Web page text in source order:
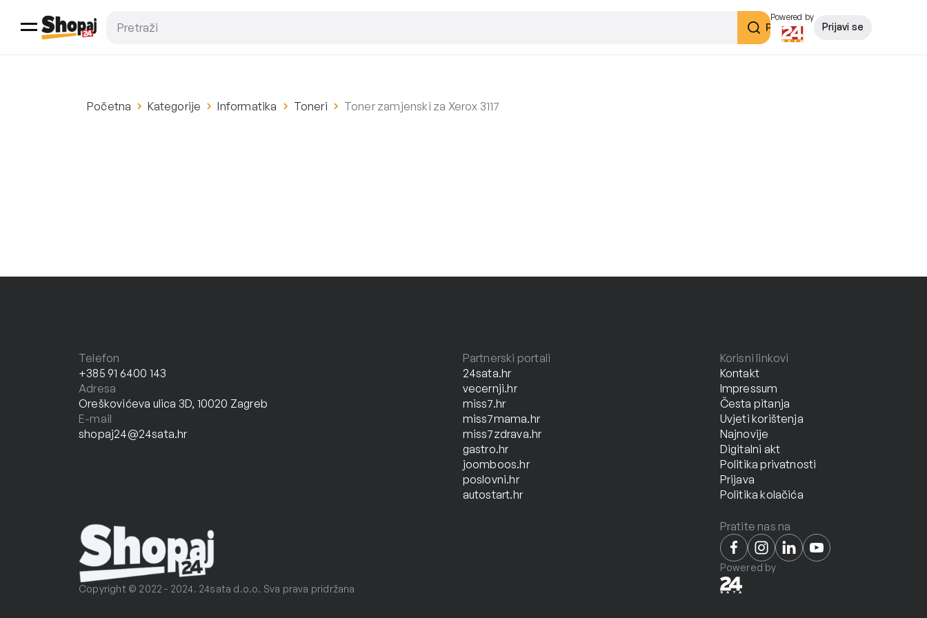
Pretraži
Powered by
Prijavi se
Početna Kategorije Informatika Toneri Toner zamjenski za Xerox 3117
Telefon
+385 91 6400 143
Adresa
Oreškovićeva ulica 3D, 10020 Zagreb
E-mail
shopaj24@24sata.hr
Copyright © 2022 - 2024. 24sata d.o.o. Sva prava pridržana
Partnerski portali
24sata.hr
vecernji.hr
miss7.hr
miss7mama.hr
miss7zdrava.hr
gastro.hr
joomboos.hr
poslovni.hr
autostart.hr
Korisni linkovi
Kontakt
Impressum
Česta pitanja
Uvjeti korištenja
Najnovije
Digitalni akt
Politika privatnosti
Prijava
Politika kolačića
Pratite nas na
Powered by